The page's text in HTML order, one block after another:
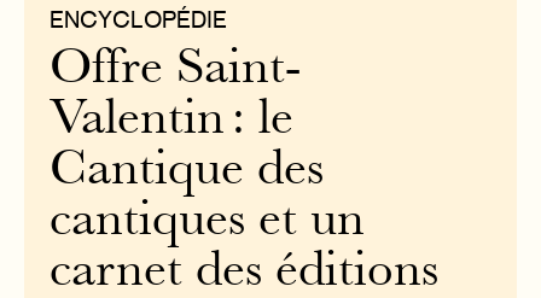
ENCYCLOPÉDIE
Offre Saint-
Valentin : le
Cantique des
cantiques et un
carnet des éditions